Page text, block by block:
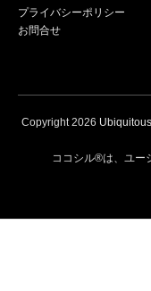
プライバシーポリシー
お問合せ
Copyright2026
ココシル®は、ユー